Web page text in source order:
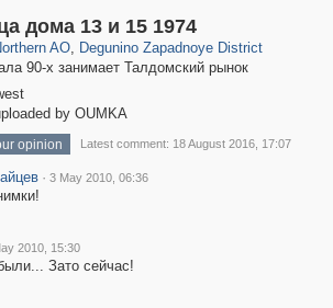
дома 13 и 15 1974
AO
598
, Degunino Zapadnoye District
511 5
90-х занимает Талдомский рынок
by OUMKA
opinion Latest comment: 18 August 2016, 17:07
· 3 May 2010, 06:36
2010, 15:30
Зато сейчас!